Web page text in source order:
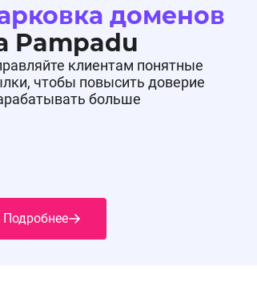
доменов
Pampadu
клиентам понятные
чтобы повысить доверие
больше
Подробнее